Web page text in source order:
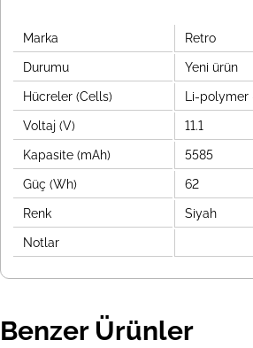
Marka Retro
Durumu Yeni ürün
Hücreler (Cells) Li-polymer
Voltaj (V) 11.1
Kapasite (mAh) 5585
Güç (Wh) 62
Renk Siyah
Notlar
Benzer Ürünler